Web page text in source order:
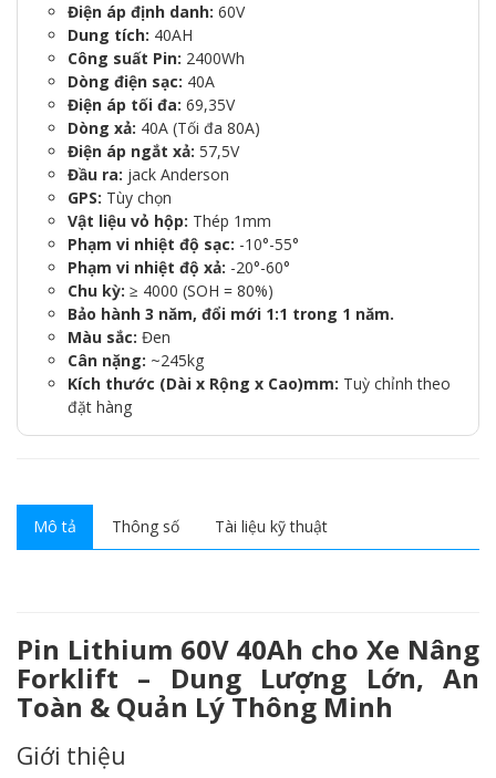
Điện áp định danh: 60V
Dung tích: 40AH
Công suất Pin: 2400Wh
Dòng điện sạc: 40A
Điện áp tối đa: 69,35V
Dòng xả: 40A (Tối đa 80A)
Điện áp ngắt xả: 57,5V
Đầu ra: jack Anderson
GPS: Tùy chọn
Vật liệu vỏ hộp: Thép 1mm
Phạm vi nhiệt độ sạc: -10°-55°
Phạm vi nhiệt độ xả: -20°-60°
Chu kỳ: ≥ 4000 (SOH = 80%)
Bảo hành 3 năm, đổi mới 1:1 trong 1 năm.
Màu sắc: Đen
Cân nặng: ~245kg
Kích thước (Dài x Rộng x Cao)mm: Tuỳ chỉnh theo
đặt hàng
Mô tả Thông số Tài liệu kỹ thuật
Pin Lithium 60V 40Ah cho Xe Nâng
Forklift – Dung Lượng Lớn, An
Toàn & Quản Lý Thông Minh
Giới thiệu